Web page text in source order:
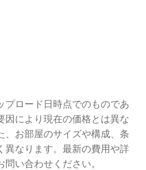
プロード日時点でのものであ
因により現在の価格とは異な
、お部屋のサイズや構成、条
異なります。最新の費用や詳
い合わせください。